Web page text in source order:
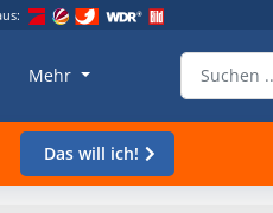
Mehr
Das will ich!